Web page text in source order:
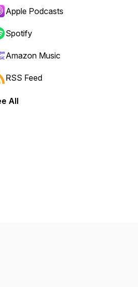
Apple Podcasts
Spotify
Amazon Music
RSS Feed
All